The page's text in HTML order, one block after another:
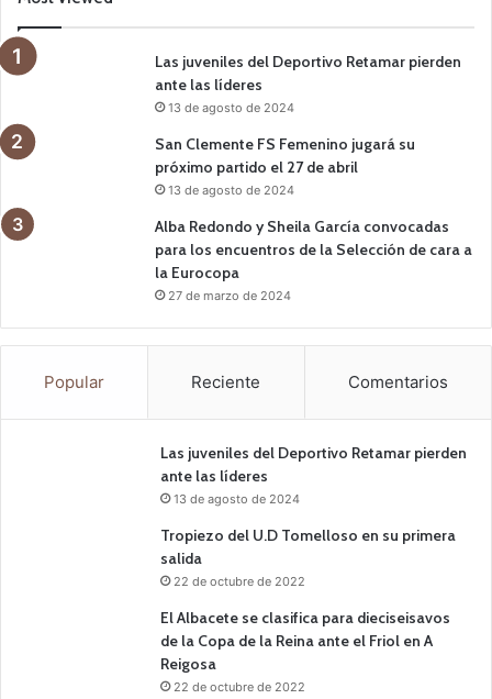
Las juveniles del Deportivo Retamar pierden
ante las líderes
13 de agosto de 2024
San Clemente FS Femenino jugará su
próximo partido el 27 de abril
13 de agosto de 2024
Alba Redondo y Sheila García convocadas
para los encuentros de la Selección de cara a
la Eurocopa
27 de marzo de 2024
Popular Reciente Comentarios
Las juveniles del Deportivo Retamar pierden
ante las líderes
13 de agosto de 2024
Tropiezo del U.D Tomelloso en su primera
salida
22 de octubre de 2022
El Albacete se clasifica para dieciseisavos
de la Copa de la Reina ante el Friol en A
Reigosa
22 de octubre de 2022